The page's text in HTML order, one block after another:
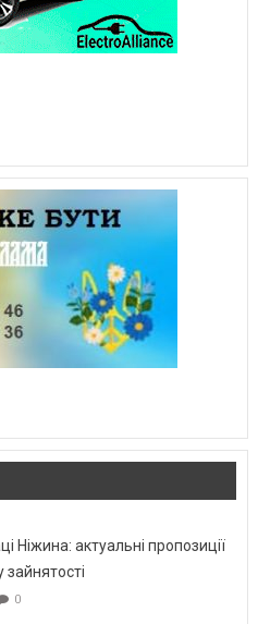
Ніжина: актуальні пропозиції
зайнятості
0